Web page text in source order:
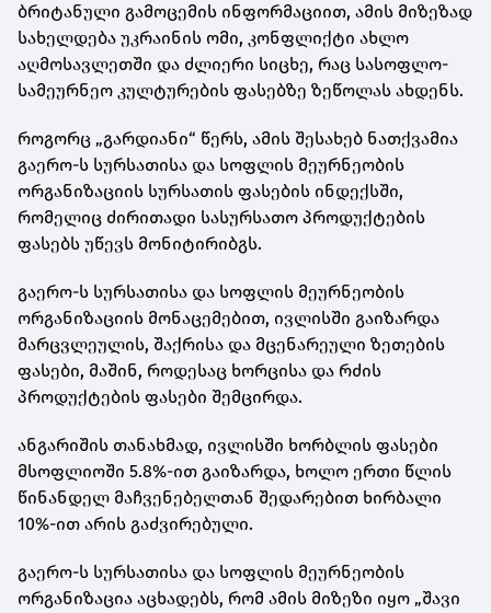
ბრიტანული გამოცემის ინფორმაციით, ამის მიზეზად
სახელდება უკრაინის ომი, კონფლიქტი ახლო
აღმოსავლეთში და ძლიერი სიცხე, რაც სასოფლო-
სამეურნეო კულტურების ფასებზე ზეწოლას ახდენს.
როგორც „გარდიანი“ წერს, ამის შესახებ ნათქვამია
გაერო-ს სურსათისა და სოფლის მეურნეობის
ორგანიზაციის სურსათის ფასების ინდექსში,
რომელიც ძირითადი სასურსათო პროდუქტების
ფასებს უწევს მონიტირიბგს.
გაერო-ს სურსათისა და სოფლის მეურნეობის
ორგანიზაციის მონაცემებით, ივლისში გაიზარდა
მარცვლეულის, შაქრისა და მცენარეული ზეთების
ფასები, მაშინ, როდესაც ხორცისა და რძის
პროდუქტების ფასები შემცირდა.
ანგარიშის თანახმად, ივლისში ხორბლის ფასები
მსოფლიოში 5.8%-ით გაიზარდა, ხოლო ერთი წლის
წინანდელ მაჩვენებელთან შედარებით ხირბალი
10%-ით არის გაძვირებული.
გაერო-ს სურსათისა და სოფლის მეურნეობის
ორგანიზაცია აცხადებს, რომ ამის მიზეზი იყო „შავი